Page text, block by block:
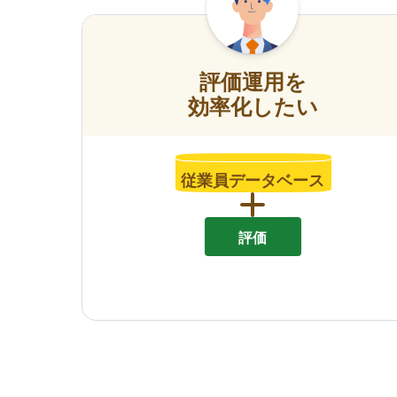
評価運用を
効率化したい
従業員データベース
評価